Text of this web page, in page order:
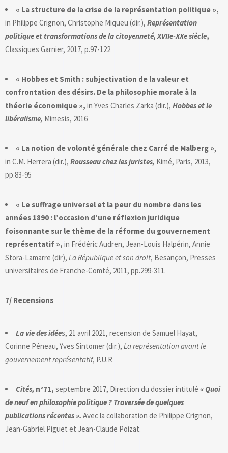
« La structure de la crise de la représentation politique »,
in Philippe Crignon, Christophe Miqueu (dir.), Représentation
politique et transformations de la citoyenneté, XVIIe-XXe siècle,
Classiques Garnier, 2017, p.97-122
« Hobbes et Smith : subjectivation de la valeur et
confrontation des désirs. De la philosophie morale à la
théorie économique », in Yves Charles Zarka (dir.), Hobbes et le
libéralisme, Mimesis, 2016
« La notion de volonté générale chez Carré de Malberg »,
in C.M. Herrera (dir.), Rousseau chez les juristes, Kimé, Paris, 2013,
pp.83-95
« Le suffrage universel et la peur du nombre dans les
années 1890 : l’occasion d’une réflexion juridique
foisonnante sur le thème de la réforme du gouvernement
représentatif », in Frédéric Audren, Jean-Louis Halpérin, Annie
Stora-Lamarre (dir), La République et son droit, Besançon, Presses
universitaires de Franche-Comté, 2011, pp.299-311.
7/ Recensions
La vie des idées, 21 avril 2021, recension de Samuel Hayat,
Corinne Péneau, Yves Sintomer (dir.), La représentation avant le
gouvernement représentatif, P.U.R
Cités, n°71, septembre 2017, Direction du dossier intitulé « Quoi
de neuf en philosophie politique ? Traversée de quelques
publications récentes ». Avec la collaboration de Philippe Crignon,
Jean-Gabriel Piguet et Jean-Claude Poizat.